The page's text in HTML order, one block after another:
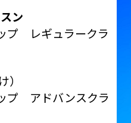
ン
プ レギュラークラ
）
プ アドバンスクラ